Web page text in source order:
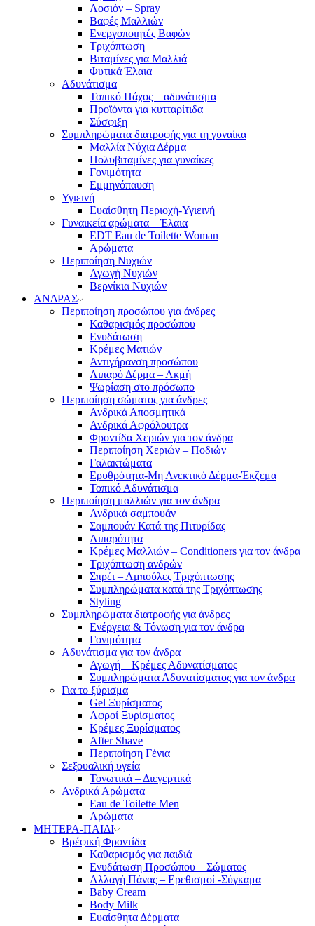
Λοσιόν – Spray
Βαφές Μαλλιών
Ενεργοποιητές Βαφών
Τριχόπτωση
Βιταμίνες για Μαλλιά
Φυτικά Έλαια
Αδυνάτισμα
Τοπικό Πάχος – αδυνάτισμα
Προϊόντα για κυτταρίτιδα
Σύσφιξη
Συμπληρώματα διατροφής για τη γυναίκα
Μαλλία Νύχια Δέρμα
Πολυβιταμίνες για γυναίκες
Γονιμότητα
Εμμηνόπαυση
Υγιεινή
Ευαίσθητη Περιοχή-Υγιεινή
Γυναικεία αρώματα – Έλαια
EDT Eau de Toilette Woman
Αρώματα
Περιποίηση Νυχιών
Αγωγή Νυχιών
Βερνίκια Νυχιών
ΑΝΔΡΑΣ
Περιποίηση προσώπου για άνδρες
Καθαρισμός προσώπου
Ενυδάτωση
Κρέμες Ματιών
Αντιγήρανση προσώπου
Λιπαρό Δέρμα – Ακμή
Ψωρίαση στο πρόσωπο
Περιποίηση σώματος για άνδρες
Ανδρικά Αποσμητικά
Ανδρικά Αφρόλουτρα
Φροντίδα Χεριών για τον άνδρα
Περιποίηση Χεριών – Ποδιών
Γαλακτώματα
Ερυθρότητα-Μη Ανεκτικό Δέρμα-Έκζεμα
Τοπικό Αδυνάτισμα
Περιποίηση μαλλιών για τον άνδρα
Ανδρικά σαμπουάν
Σαμπουάν Κατά της Πιτυρίδας
Λιπαρότητα
Κρέμες Μαλλιών – Conditioners για τον άνδρα
Τριχόπτωση ανδρών
Σπρέι – Αμπούλες Τριχόπτωσης
Συμπληρώματα κατά της Τριχόπτωσης
Styling
Συμπληρώματα διατροφής για άνδρες
Ενέργεια & Τόνωση για τον άνδρα
Γονιμότητα
Αδυνάτισμα για τον άνδρα
Αγωγή – Κρέμες Αδυνατίσματος
Συμπληρώματα Αδυνατίσματος για τον άνδρα
Για το ξύρισμα
Gel Ξυρίσματος
Αφροί Ξυρίσματος
Κρέμες Ξυρίσματος
After Shave
Περιποίηση Γένια
Σεξουαλική υγεία
Τονωτικά – Διεγερτικά
Ανδρικά Αρώματα
Eau de Toilette Men
Αρώματα
ΜΗΤΕΡΑ-ΠΑΙΔΙ
Βρέφική Φροντίδα
Καθαρισμός για παιδιά
Ενυδάτωση Προσώπου – Σώματος
Αλλαγή Πάνας – Ερεθισμοί -Σύγκαμα
Baby Cream
Body Milk
Ευαίσθητα Δέρματα